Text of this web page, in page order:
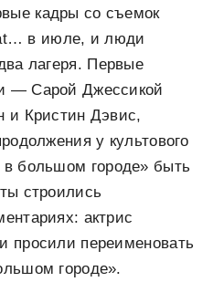
кадры со съемок
в июле, и люди
лагеря. Первые
— Сарой Джессикой
и Кристин Дэвис,
у культового
в большом городе» быть
строились
актрис
просили переименовать
городе».